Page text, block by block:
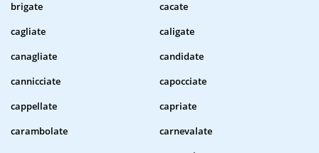
brigate
cacate
cagliate
caligate
canagliate
candidate
cannicciate
capocciate
cappellate
capriate
carambolate
carnevalate